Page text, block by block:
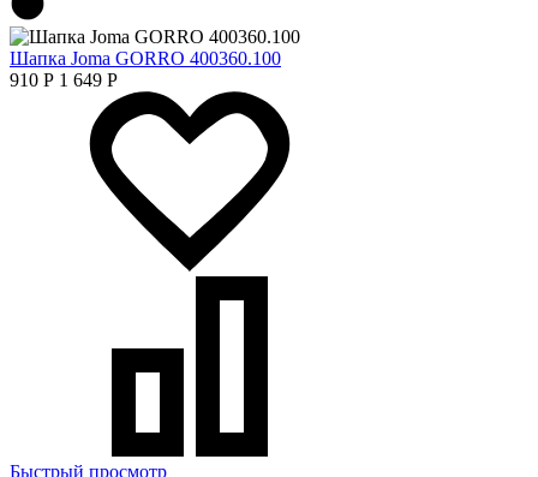
Шапка Joma GORRO 400360.100
910 Р 1 649 Р
Быстрый просмотр